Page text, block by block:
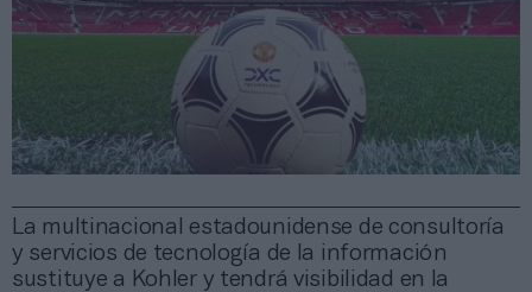
La multinacional estadounidense de consultoría
y servicios de tecnología de la información
sustituye a Kohler y tendrá visibilidad en la